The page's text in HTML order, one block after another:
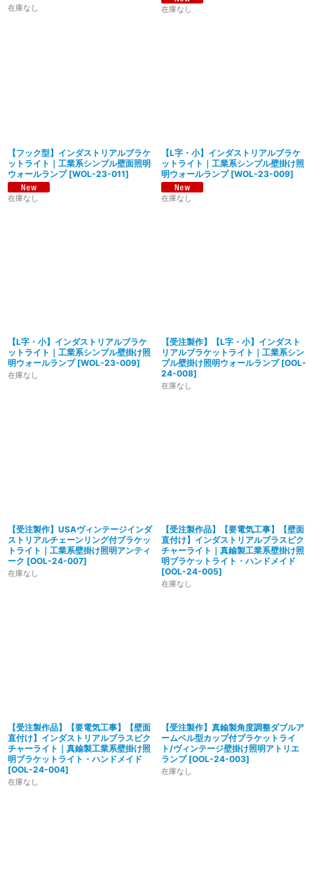
在庫なし 在庫なし
【フック型】インダストリアルブラケ
ットライト｜工業系シンプル壁面照明
ウォールランプ [WOL-23-011]
在庫なし
【L字・小】インダストリアルブラケ
ットライト｜工業系シンプル壁掛け照
明ウォールランプ [WOL-23-009]
在庫なし
【L字・小】インダストリアルブラケ
ットライト｜工業系シンプル壁掛け照
明ウォールランプ [WOL-23-009]
在庫なし
【受注製作】【L字・小】インダスト
リアルブラケットライト｜工業系シン
プル壁掛け照明ウォールランプ [OOL-
24-008]
在庫なし
【受注製作】USAヴィンテージインダ
ストリアルチェーンリング付ブラケッ
トライト｜工業系壁掛け照明アンティ
ーク [OOL-24-007]
在庫なし
【受注製作品】【要電気工事】【壁面
直付け】インダストリアルブラスピク
チャーライト｜真鍮製工業系壁掛け照
明ブラケットライト・ハンドメイド
[OOL-24-005]
在庫なし
【受注製作品】【要電気工事】【壁面
直付け】インダストリアルブラスピク
チャーライト｜真鍮製工業系壁掛け照
明ブラケットライト・ハンドメイド
[OOL-24-004]
在庫なし
【受注製作】真鍮製角度調整ダブルア
ームベル型カップ付ブラケットライ
ト/ヴィンテージ壁掛け照明アトリエ
ランプ [OOL-24-003]
在庫なし